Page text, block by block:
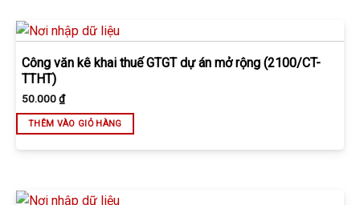
Công văn kê khai thuế GTGT dự án mở rộng (2100/CT-
TTHT)
50.000₫
THÊM VÀO GIỎ HÀNG